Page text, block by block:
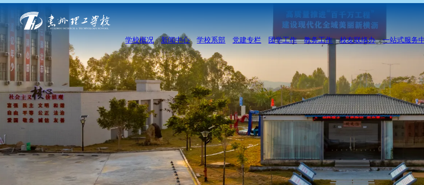
学校概况 新闻中心 学校系部 党建专栏 团学工作 教务工作 校友联络办 一站式服务